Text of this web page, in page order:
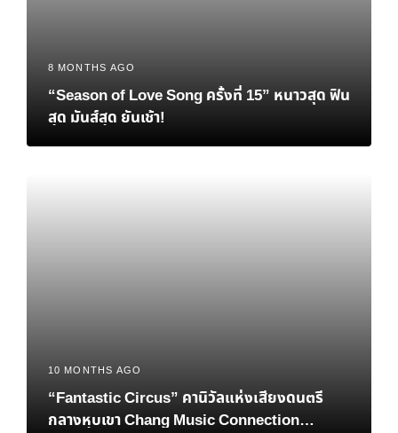
8 MONTHS AGO
“Season of Love Song ครั้งที่ 15” หนาวสุด ฟิน
สุด มันส์สุด ยันเช้า!
10 MONTHS AGO
“Fantastic Circus” คานิวัลแห่งเสียงดนตรี
กลางหุบเขา Chang Music Connection